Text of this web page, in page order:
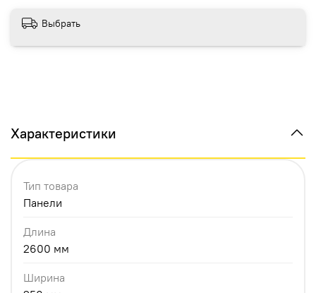
Выбрать
Характеристики
Тип товара
Панели
Длина
2600 мм
Ширина